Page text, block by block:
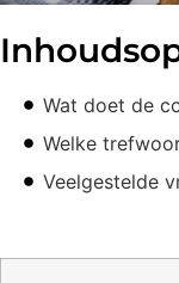
Wat doet de
Welke
Veelgestelde